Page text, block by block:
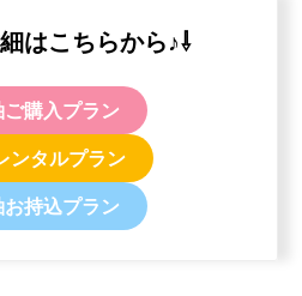
はこちらから♪⇩
購入プラン
ンタルプラン
持込プラン